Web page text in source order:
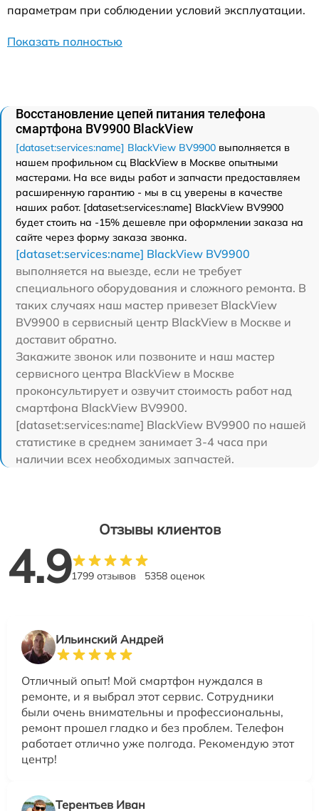
параметрам при соблюдении условий эксплуатации.
Показать полностью
Восстановление цепей питания телефона
смартфона BV9900 BlackView
[dataset:services:name] BlackView BV9900 выполняется в
нашем профильном сц BlackView в Москве опытными
мастерами. На все виды работ и запчасти предоставляем
расширенную гарантию - мы в сц уверены в качестве
наших работ. [dataset:services:name] BlackView BV9900
будет стоить на -15% дешевле при оформлении заказа на
сайте через форму заказа звонка.
[dataset:services:name] BlackView BV9900
выполняется на выезде, если не требует
специального оборудования и сложного ремонта. В
таких случаях наш мастер привезет BlackView
BV9900 в сервисный центр BlackView в Москве и
доставит обратно.
Закажите звонок или позвоните и наш мастер
сервисного центра BlackView в Москве
проконсультирует и озвучит стоимость работ над
смартфона BlackView BV9900.
[dataset:services:name] BlackView BV9900 по нашей
статистике в среднем занимает 3-4 часа при
наличии всех необходимых запчастей.
Отзывы клиентов
4.91799 отзывов 5358 оценок
Ильинский Андрей
Отличный опыт! Мой смартфон нуждался в
ремонте, и я выбрал этот сервис. Сотрудники
были очень внимательны и профессиональны,
ремонт прошел гладко и без проблем. Телефон
работает отлично уже полгода. Рекомендую этот
центр!
Терентьев Иван